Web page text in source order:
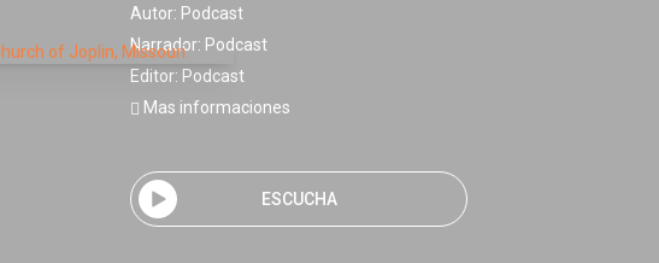
Autor: Podcast
Narrador: Podcast
Editor: Podcast
Mas informaciones
ESCUCHA